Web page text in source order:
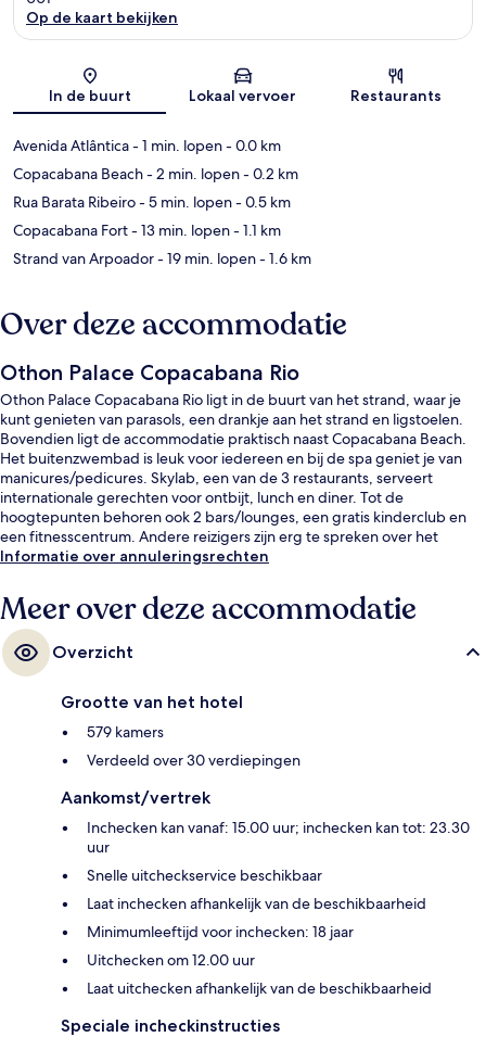
Op de kaart bekijken
In de buurt Lokaal vervoer Restaurants
Avenida Atlântica- 1 min. lopen- 0.0 km
Copacabana Beach- 2 min. lopen- 0.2 km
Rua Barata Ribeiro- 5 min. lopen- 0.5 km
Copacabana Fort- 13 min. lopen- 1.1 km
Strand van Arpoador- 19 min. lopen- 1.6 km
Over deze accommodatie
Othon Palace Copacabana Rio
Othon Palace Copacabana Rio ligt in de buurt van het strand, waar je
kunt genieten van parasols, een drankje aan het strand en ligstoelen.
Bovendien ligt de accommodatie praktisch naast Copacabana Beach.
Het buitenzwembad is leuk voor iedereen en bij de spa geniet je van
manicures/pedicures. Skylab, een van de 3 restaurants, serveert
internationale gerechten voor ontbijt, lunch en diner. Tot de
hoogtepunten behoren ook 2 bars/lounges, een gratis kinderclub en
een fitnesscentrum. Andere reizigers zijn erg te spreken over het
behulpzame personeel en de ligging aan het strand. Het openbaar
Cantagalo en 11 minuten naar Metrostation Estação 1.
Informatie over annuleringsrechten
Meer over deze accommodatie
Overzicht
Grootte van het hotel
579 kamers
Verdeeld over 30 verdiepingen
Aankomst/vertrek
Inchecken kan vanaf: 15.00 uur; inchecken kan tot: 23.30
uur
Snelle uitcheckservice beschikbaar
Laat inchecken afhankelijk van de beschikbaarheid
Minimumleeftijd voor inchecken: 18 jaar
Uitchecken om 12.00 uur
Laat uitchecken afhankelijk van de beschikbaarheid
Speciale incheckinstructies